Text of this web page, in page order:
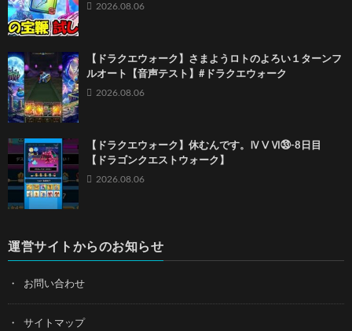
2026.08.06
【ドラクエウォーク】さまようロトのよろい１ターンフ
ルオート【音声テスト】#ドラクエウォーク
2026.08.06
【ドラクエウォーク】休むんです。ⅣⅤⅥ㉝-8日目
【ドラゴンクエストウォーク】
2026.08.06
運営サイトからのお知らせ
お問い合わせ
サイトマップ